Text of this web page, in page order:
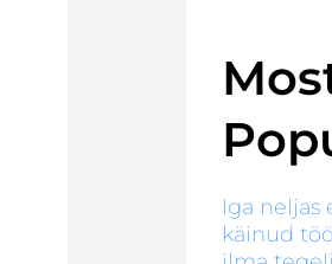
Iga neljas
käinud